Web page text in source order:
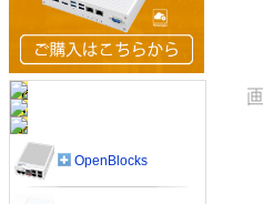
OpenBlocks